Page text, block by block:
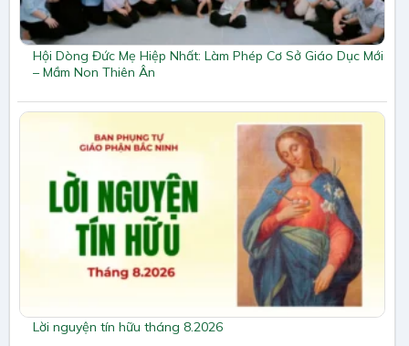
Hội Dòng Đức Mẹ Hiệp Nhất: Làm Phép Cơ Sở Giáo Dục Mới
– Mầm Non Thiên Ân
Lời nguyện tín hữu tháng 8.2026